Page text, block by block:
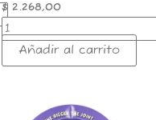
$2.268,00
Añadir al carrito